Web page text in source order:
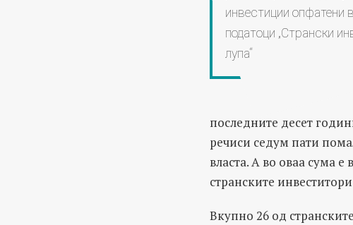
инвестиции опфатени
податоци „Странски
лупа“
последните десет
речиси седум пати
власта. А во оваа сума
странските
Вкупно 26 од